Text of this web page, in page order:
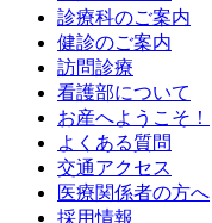
診療科のご案内
健診のご案内
訪問診療
看護部について
お産へようこそ！
よくある質問
交通アクセス
医療関係者の方へ
採用情報